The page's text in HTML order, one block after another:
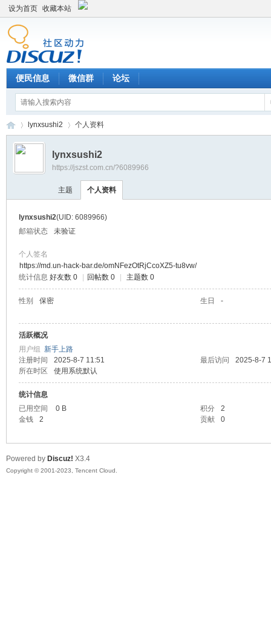
设为首页 收藏本站
便民信息 微信群 论坛
›
lynxsushi2 个人资料
lynxsushi2
https://jszst.com.cn/?6089966
主题 个人资料
lynxsushi2(UID: 6089966)
邮箱状态
未验证
个人签名
https://md.un-hack-bar.de/omNFezOtRjCcoXZ5-tu8vw/
统计信息 好友数 0 回帖数 0 主题数 0
性别 保密 生日 -
活跃概况
用户组 新手上路
注册时间
2025-8-7 11:51 最后访问
2025-8-7
所在时区
使用系统默认
统计信息
已用空间
0 B 积分
2
金钱
2 贡献 0
Powered by Discuz! X3.4
Copyright © 2001-2023, Tencent Cloud.